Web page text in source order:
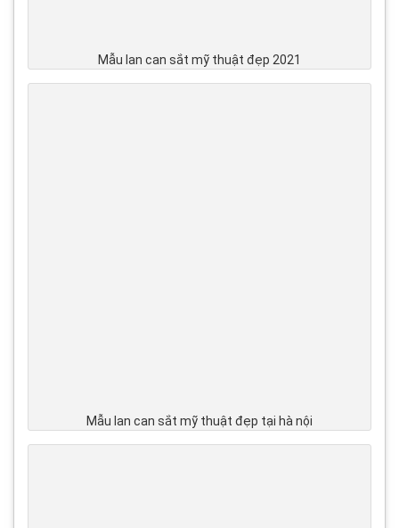
Mẫu lan can sắt mỹ thuật đẹp 2021
Mẫu lan can sắt mỹ thuật đẹp tại hà nội